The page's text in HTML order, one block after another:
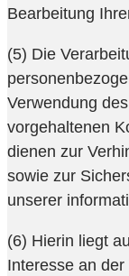
Bearbeitung
(5) Die
Verwendung
vorgehaltenen
dienen zur
sowie zur
unserer
(6) Hierin liegt
Interesse an